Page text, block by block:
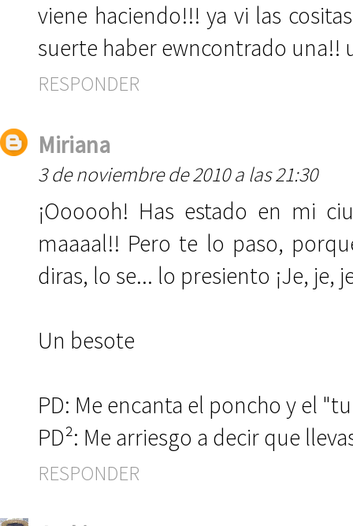
viene haciendo!!! ya vi las
suerte haber ewncontrado una!!
RESPONDER
Miriana
3 de noviembre de 2010 a las 21:30
¡Oooooh! Has estado en mi
maaaal!! Pero te lo paso,
diras, lo se... lo presiento ¡Je, je,
Un besote
PD: Me encanta el poncho y el
PD²: Me arriesgo a decir que
RESPONDER